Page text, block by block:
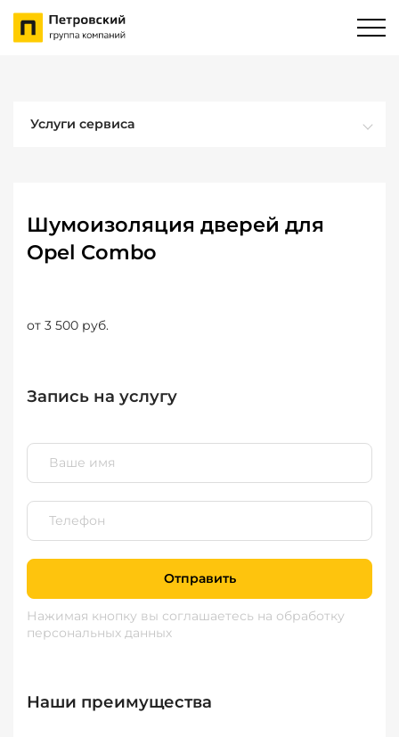
Услуги сервиса
Шумоизоляция дверей для
Opel Combo
от 3 500 руб.
Запись на услугу
Отправить
Нажимая кнопку вы соглашаетесь на обработку
персональных данных
Наши преимущества